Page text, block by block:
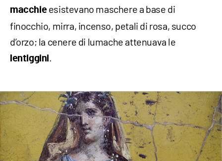
macchieesistevano maschere a base di
finocchio, mirra, incenso, petali di rosa, succo
d’orzo; la cenere di lumache attenuava le
lentiggini.